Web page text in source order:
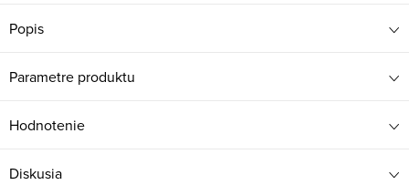
Popis
Parametre produktu
Hodnotenie
Diskusia